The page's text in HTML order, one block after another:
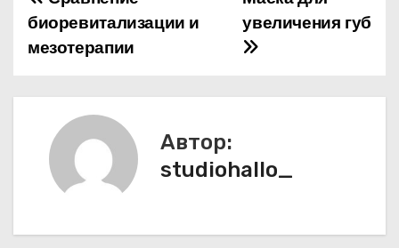
а
ц
увеличения губ
биоревитализации и
мезотерапии
Автор:
studiohallo_